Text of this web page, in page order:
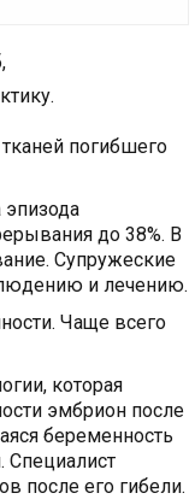
погибшего
до 38%. В
Супружеские
и лечению.
Чаще всего
которая
эмбрион после
беременность
Специалист
после его гибели.